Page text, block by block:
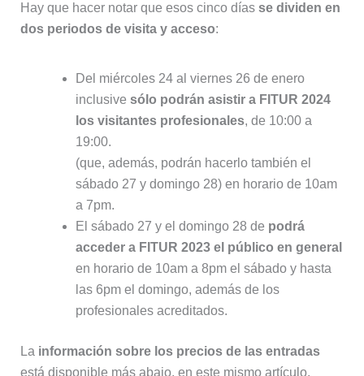
Hay que hacer notar que esos cinco días se dividen en
dos periodos de visita y acceso:
Del miércoles 24 al viernes 26 de enero
inclusive sólo podrán asistir a FITUR 2024
los visitantes profesionales, de 10:00 a
19:00.
(que, además, podrán hacerlo también el
sábado 27 y domingo 28) en horario de 10am
a 7pm.
El sábado 27 y el domingo 28 de podrá
acceder a FITUR 2023 el público en general
en horario de 10am a 8pm el sábado y hasta
las 6pm el domingo, además de los
profesionales acreditados.
La información sobre los precios de las entradas
está disponible más abajo, en este mismo artículo.